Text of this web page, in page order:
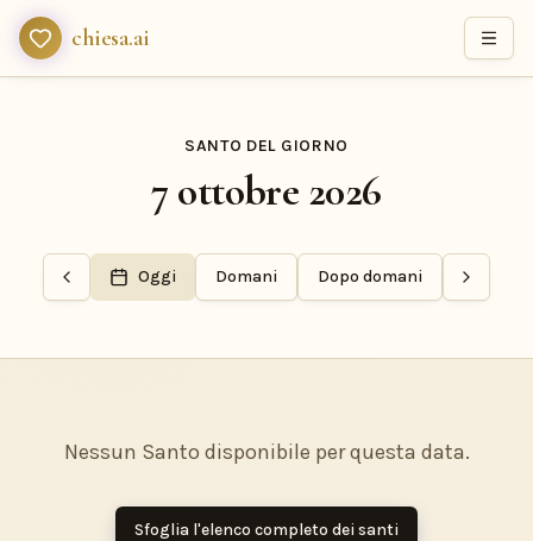
chiesa.ai
SANTO DEL GIORNO
7 ottobre 2026
Oggi Domani Dopo domani
Nessun Santo disponibile per questa data.
Sfoglia l'elenco completo dei santi